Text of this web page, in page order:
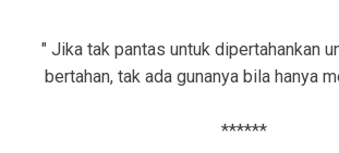
" Jika tak pantas untuk dipertahankan
bertahan, tak ada gunanya bila hanya
******